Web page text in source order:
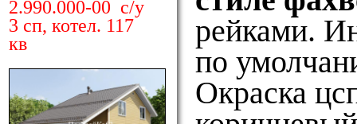
рейками.
по
Окраска
2.990.000-00 с/у
3 сп, котел. 117
кв